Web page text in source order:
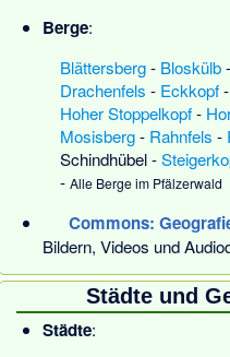
Berge:
Blättersberg- Bloskülb-
Drachenfels - Eckkopf-
Hoher Stoppelkopf-
Mosisberg- Rahnfels -
Schindhübel-
- Alle Berge im Pfälzerwald
Commons:
Bildern, Videos und
Städte und
Städte: